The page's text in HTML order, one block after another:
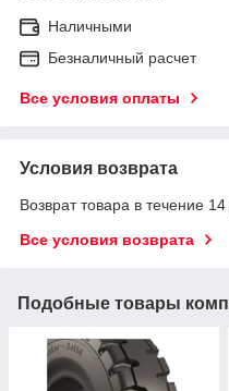
Наличными
Безналичный расчет
Все условия оплаты
Условия возврата
Возврат товара в течение
Все условия возврата
Подобные товары